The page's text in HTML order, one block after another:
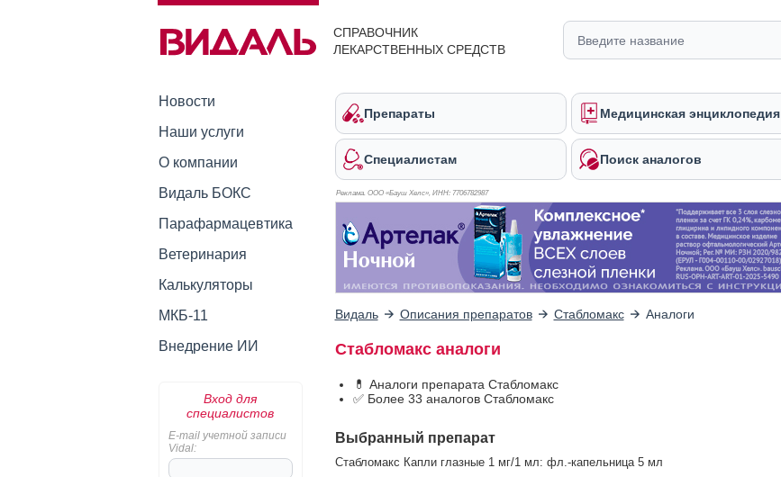
СПРАВОЧНИК
ЛЕКАРСТВЕННЫХ СРЕДСТВ
Новости
Наши услуги
О компании
Видаль БОКС
Парафармацевтика
Ветеринария
Калькуляторы
МКБ-11
Внедрение ИИ
Вход для
специалистов
E-mail учетной записи
Vidal:
Препараты Медицинская энциклопедия
Специалистам Поиск аналогов
Реклама. ООО «Бауш Хелс», ИНН: 7706782987
Видаль Описания препаратов Стабломакс Аналоги
Стабломакс аналоги
💊 Аналоги препарата Стабломакс
✅ Более 33 аналогов Стабломакс
Выбранный препарат
Стабломакс Капли глазные 1 мг/1 мл: фл.-капельница 5 мл